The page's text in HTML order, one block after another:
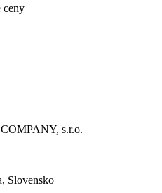
ceny
s.r.o.
Slovensko